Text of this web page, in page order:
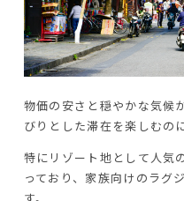
物価の安さと穏やかな気候
びりとした滞在を楽しむの
特にリゾート地として人気
っており、家族向けのラグ